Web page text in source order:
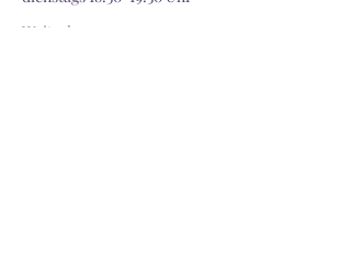
Weiterlesen >